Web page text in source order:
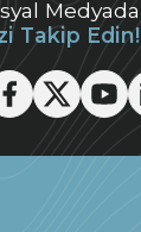
Medyada
Takip Edin!